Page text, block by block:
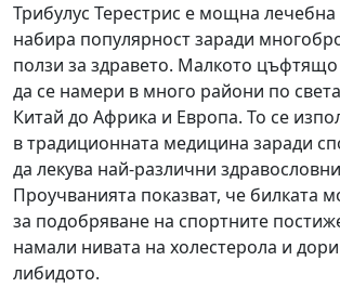
Трибулус Терестрис е мощна лечебна
набира популярност заради
ползи за здравето. Малкото
да се намери в много райони по
Китай до Африка и Европа. То се
в традиционната медицина заради
да лекува най-различни
Проучванията показват, че билката
за подобряване на спортните
намали нивата на холестерола и
либидото.